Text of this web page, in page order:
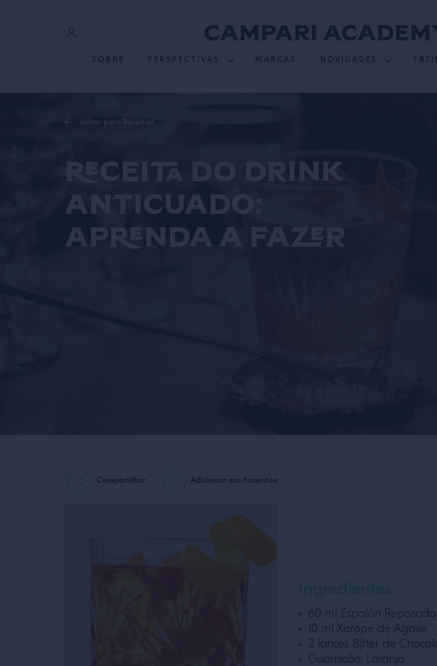
SOBRE PERSPECTIVAS MARCAS NOVIDADES
Voltar para Receitas
Receita do drink
Anticuado:
aprenda a fazer
Compartilhar Adicionar aos favoritos
60 ml Espolòn Reposado
10 ml Xarope de Agave
2 lances Bitter de
Guarnição: Laranja